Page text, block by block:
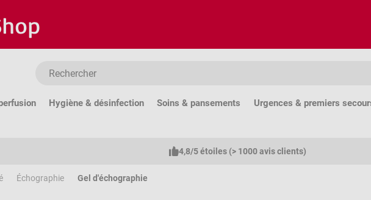
Hygiène & désinfection Soins & pansements Urgences & premiers
4,8/5 étoiles (> 1000 avis clients)
Échographie Gel d'échographie